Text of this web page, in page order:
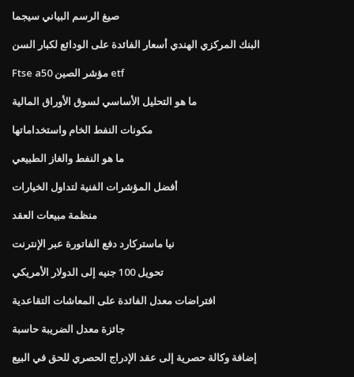
صيغ الرسم البياني سيجما
البنك المركزي الهندي أسعار الفائدة على الودائع لكبار السن
Ftse a50 مؤشر الصين etf
ما هو التحليل الأساسي لسوق الأوراق المالية
مكونات النفط الخام واستخداماتها
ما هو النفط والغاز الطبيعي
أفضل المؤشرات الفنية لتداول الخيارات
منظمة مبيعات العقد
نيا ماستركارد دفع الفاتورة عبر الإنترنت
تحويل 100 جنيه إلى الدولار الأمريكي
افتراضات معدل الفائدة على المعاشات التقاعدية
جائزة معدل الضريبة حاسبة
إضافة وكالة حصرية إلى عقد الإدراج الحصري للحق في البيع